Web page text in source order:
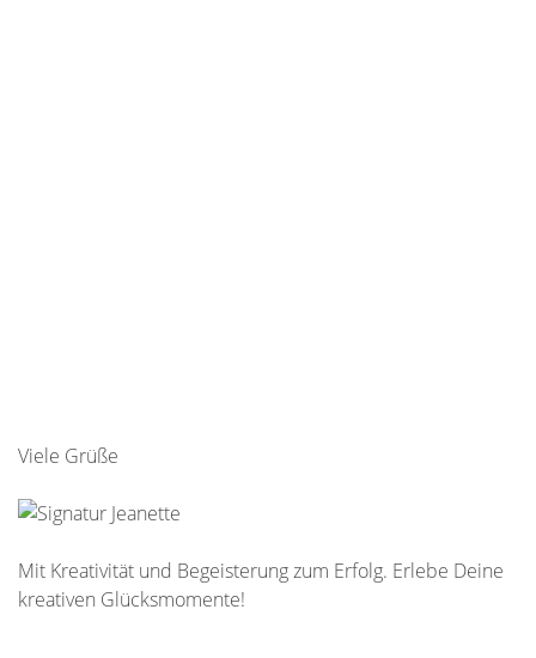
Viele Grüße
Mit Kreativität und Begeisterung zum Erfolg. Erlebe Deine
kreativen Glücksmomente!